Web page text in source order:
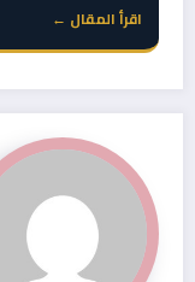
اقرأ المقال ←